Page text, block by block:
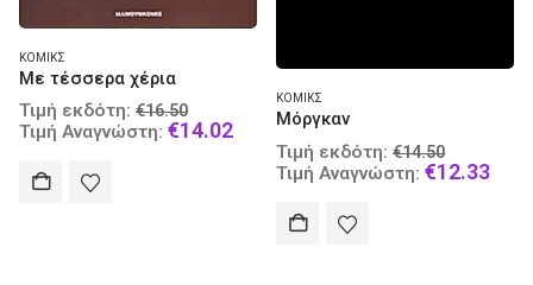
ΚΌΜΙΚΣ
Με τέσσερα χέρια
Τιμή εκδότη: €16.50
price
Τιμή Αναγνώστη: €14.02Current
price
ΚΌΜΙΚΣ
Μόργκαν
Τιμή εκδότη: €14.50
price
Τιμή Αναγνώστη: €12.33